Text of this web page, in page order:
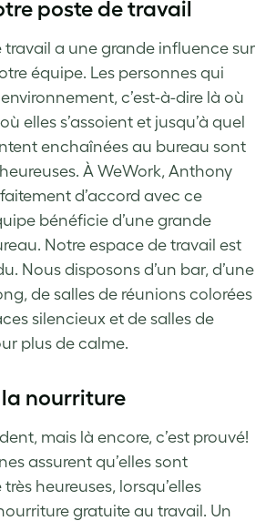
poste de travail
travail a une grande influence sur
équipe. Les personnes qui
c’est-à-dire là où
elles s’assoient et jusqu’à quel
enchaînées au bureau sont
À WeWork, Anthony
d’accord avec ce
bénéficie d’une grande
Notre espace de travail est
Nous disposons d’un bar, d’une
de salles de réunions colorées
silencieux et de salles de
plus de calme.
nourriture
mais là encore, c’est prouvé!
assurent qu’elles sont
heureuses, lorsqu’elles
gratuite au travail. Un